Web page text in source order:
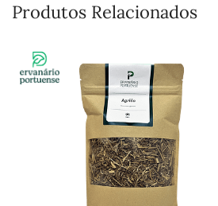
Produtos Relacionados